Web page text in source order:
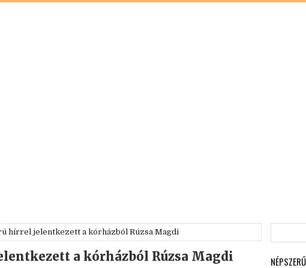
hírrel jelentkezett a kórházból Rúzsa Magdi
a kórházból Rúzsa Magdi